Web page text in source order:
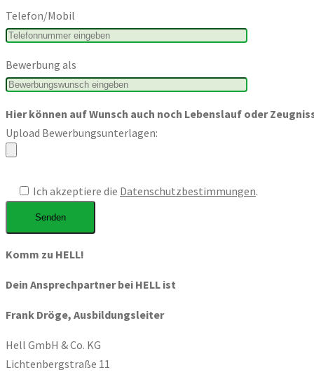
Telefon/Mobil
Bewerbung als
Hier können auf Wunsch auch noch Lebenslauf oder
Upload Bewerbungsunterlagen:
Ich akzeptiere die Datenschutzbestimmungen.
Komm zu HELL!
Dein Ansprechpartner bei HELL ist
Frank Dröge, Ausbildungsleiter
Hell GmbH & Co. KG
Lichtenbergstraße 11